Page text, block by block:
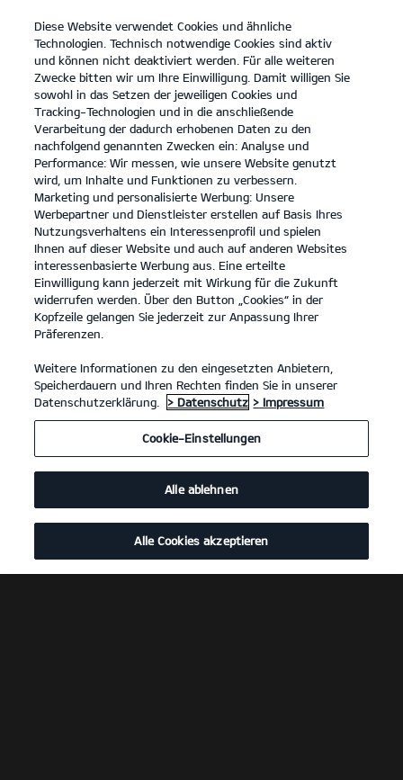
open
menu
KONTAKT
Der Kia EV9
Konfigurator
... ... DER KIA EV9
Der vollelektrische Kia
EV9.
Entdecke eine Welt voller
Möglichkeiten.
Diese Website verwendet Cookies und ähnliche
Technologien. Technisch notwendige Cookies sind aktiv
und können nicht deaktiviert werden. Für alle weiteren
Zwecke bitten wir um Ihre Einwilligung. Damit willigen Sie
sowohl in das Setzen der jeweiligen Cookies und
Tracking-Technologien und in die anschließende
Verarbeitung der dadurch erhobenen Daten zu den
nachfolgend genannten Zwecken ein: Analyse und
Performance: Wir messen, wie unsere Website genutzt
wird, um Inhalte und Funktionen zu verbessern.
Marketing und personalisierte Werbung: Unsere
Werbepartner und Dienstleister erstellen auf Basis Ihres
Nutzungsverhaltens ein Interessenprofil und spielen
Ihnen auf dieser Website und auch auf anderen Websites
interessenbasierte Werbung aus. Eine erteilte
Einwilligung kann jederzeit mit Wirkung für die Zukunft
widerrufen werden. Über den Button „Cookies“ in der
Kopfzeile gelangen Sie jederzeit zur Anpassung Ihrer
Präferenzen.
Weitere Informationen zu den eingesetzten Anbietern,
Speicherdauern und Ihren Rechten finden Sie in unserer
Datenschutzerklärung.
> Datenschutz > Impressum
Cookie-Einstellungen
Alle ablehnen
Alle Cookies akzeptieren